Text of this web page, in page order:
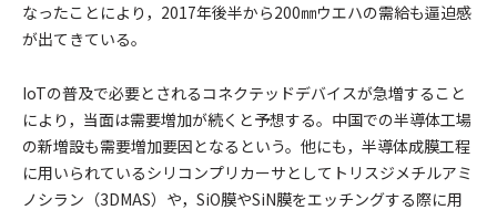
なったことにより，2017年後半から200㎜ウエハの需給も逼迫感
が出てきている。
IoTの普及で必要とされるコネクテッドデバイスが急増すること
により，当面は需要増加が続くと予想する。中国での半導体工場
の新増設も需要増加要因となるという。他にも，半導体成膜工程
に用いられているシリコンプリカーサとしてトリスジメチルアミ
ノシラン（3DMAS）や，SiO膜やSiN膜をエッチングする際に用